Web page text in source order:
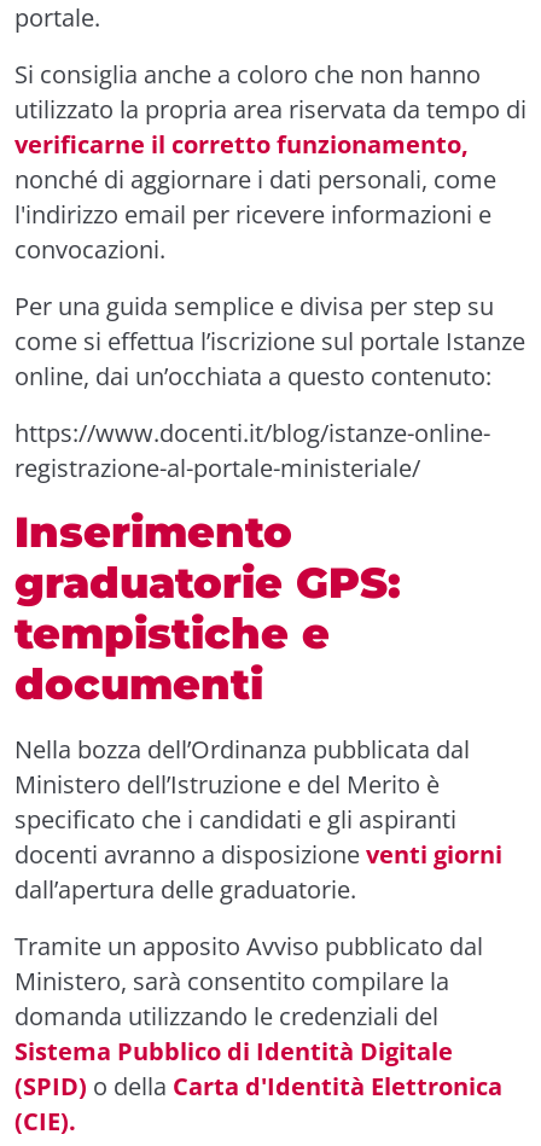
portale.
Si consiglia anche a coloro che non hanno
utilizzato la propria area riservata da tempo di
verificarne il corretto funzionamento,
nonché di aggiornare i dati personali, come
l'indirizzo email per ricevere informazioni e
convocazioni.
Per una guida semplice e divisa per step su
come si effettua l’iscrizione sul portale Istanze
online, dai un’occhiata a questo contenuto:
https://www.docenti.it/blog/istanze-online-
registrazione-al-portale-ministeriale/
Inserimento
graduatorie GPS:
tempistiche e
documenti
Nella bozza dell’Ordinanza pubblicata dal
Ministero dell’Istruzione e del Merito è
specificato che i candidati e gli aspiranti
docenti avranno a disposizioneventi giorni
dall’apertura delle graduatorie.
Tramite un apposito Avviso pubblicato dal
Ministero, sarà consentito compilare la
domanda utilizzando le credenziali del
Sistema Pubblico di Identità Digitale
(SPID) o della Carta d'Identità Elettronica
(CIE).